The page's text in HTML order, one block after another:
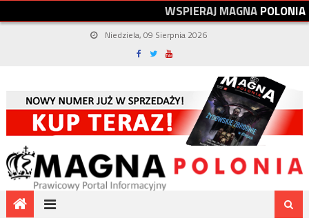
WSPIERAJMAGNAPOLONIA
Niedziela, 09 Sierpnia 2026